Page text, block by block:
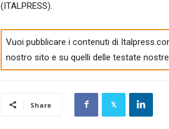
(ITALPRESS).
Vuoi pubblicare i contenuti di
nostro sito e su quelli delle testate
Share